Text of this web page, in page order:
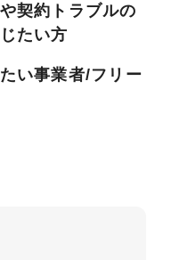
契約トラブルの
たい方
い事業者/フリー